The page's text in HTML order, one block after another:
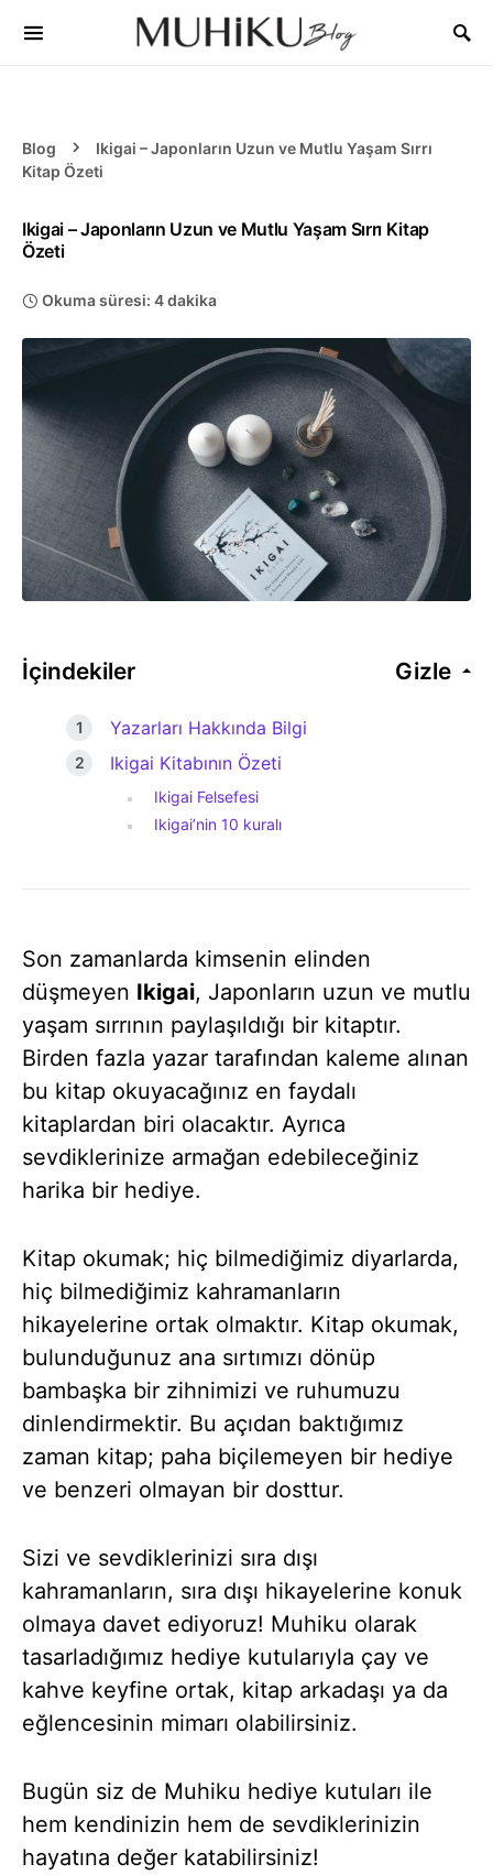
Blog
Ikigai – Japonların Uzun ve Mutlu Yaşam Sırrı
Kitap Özeti
Ikigai – Japonların Uzun ve Mutlu Yaşam Sırrı Kitap
Özeti
Okuma süresi: 4 dakika
İçindekiler Gizle
Yazarları Hakkında Bilgi
Ikigai Kitabının Özeti
Ikigai Felsefesi
Ikigai’nin 10 kuralı
Son zamanlarda kimsenin elinden
düşmeyen Ikigai, Japonların uzun ve mutlu
yaşam sırrının paylaşıldığı bir kitaptır.
Birden fazla yazar tarafından kaleme alınan
bu kitap okuyacağınız en faydalı
kitaplardan biri olacaktır. Ayrıca
sevdiklerinize armağan edebileceğiniz
harika bir hediye.
Kitap okumak; hiç bilmediğimiz diyarlarda,
hiç bilmediğimiz kahramanların
hikayelerine ortak olmaktır. Kitap okumak,
bulunduğunuz ana sırtımızı dönüp
bambaşka bir zihnimizi ve ruhumuzu
dinlendirmektir. Bu açıdan baktığımız
zaman kitap; paha biçilemeyen bir hediye
ve benzeri olmayan bir dosttur.
Sizi ve sevdiklerinizi sıra dışı
kahramanların, sıra dışı hikayelerine konuk
olmaya davet ediyoruz! Muhiku olarak
tasarladığımız hediye kutularıyla çay ve
kahve keyfine ortak, kitap arkadaşı ya da
eğlencesinin mimarı olabilirsiniz.
Bugün siz de Muhiku hediye kutuları ile
hem kendinizin hem de sevdiklerinizin
hayatına değer katabilirsiniz!